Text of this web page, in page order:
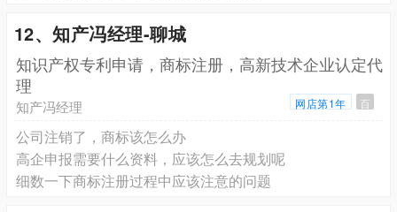
12、知产冯经理-聊城
知识产权专利申请，商标注册，高新技术企业认定代
理
知产冯经理 网店第1年 百
公司注销了，商标该怎么办
高企申报需要什么资料，应该怎么去规划呢
细数一下商标注册过程中应该注意的问题